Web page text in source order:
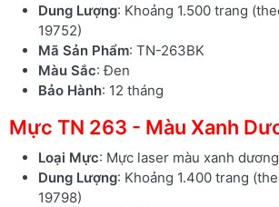
Dung Lượng: Khoảng 1.500 trang
19752)
Mã Sản Phẩm: TN-263BK
Màu Sắc: Đen
Bảo Hành: 12 tháng
Mực TN 263 - Màu Xanh
Loại Mực: Mực laser màu xanh dương
Dung Lượng: Khoảng 1.400 trang
19798)